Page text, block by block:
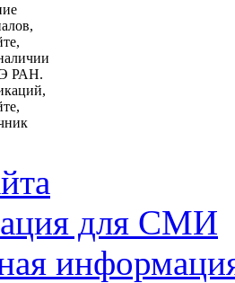
РАН.
для СМИ